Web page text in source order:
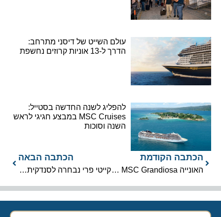
עולם השייט של דיסני מתרחב:
הדרך ל-13 אוניות קרוזים נחשפת
להפליג לשנה החדשה בסטייל:
MSC Cruises במבצע חגיגי לראש
השנה וסוכות
הכתבה הקודמת
האונייה MSC Grandiosa תוצב הקיץ בפיורדים הנורבגיים
הכתבה הבאה
קייטי פרי נבחרה לסנדקית האונייה נורוויג’ן פרימה